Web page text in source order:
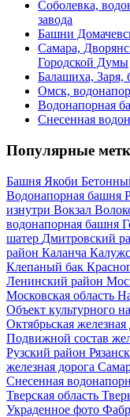
Соболевка,
завода
Башни
Самара,
Городской Думы
Балашиха,
Омск,
Водонапорная
Снесенная
Популярные
Башня Якоби
Водонапорная башня
изнутри Вокзал
водонапорная башня
шатер Дмитровский
район Каланча
Клепаный бак
Ленинский район
Московская область
Объект культурного
Октябрьская железная
Подвижной состав
Рузский район
железная дорога
Снесенная
Тверская область
Украденное фото